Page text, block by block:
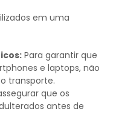
em uma
Para garantir que
e laptops, não
transporte.
que os
antes de